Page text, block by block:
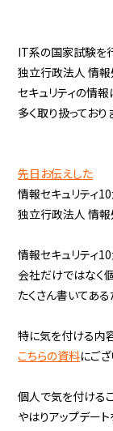
IT系の国家試験を
独立行政法人 情
セキュリティの情報
多く取り扱っており
先日お伝えした
情報セキュリティ
独立行政法人 情報
情報セキュリティ
会社だけではなく
たくさん書いてあ
特に気を付ける内
こちらの資料にご
個人で気を付ける
やはりアップデー